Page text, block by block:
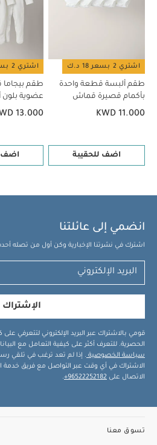
اشتري 2 بسعر 18 د.ك
طقم ألبسة قطعة واحدة
بأكمام قصيرة قماش
عضوي بلون أبيض - 5 قطع
KWD 11.000
اضف للحقيبة
اشتري 2 بسعر 18 د.ك
طقم
عضوية بلون
13.000
اضف
انضمي إلى عائلتنا
اشترك في نشرتنا الإخبارية وكن أول من تصله
الإشتراك
قومي بالاشتراك عبر البريد الإلكتروني لتتعرفي
الحصرية. للتعرف أكثر على كيفية التعامل مع
سياسة الخصوصية . إذا لم تعد ترغب في تلقي
الاشتراك في أي وقت عبر التواصل مع فريق خدمة
الاتصال على 96522252182+
.
تسوق معنا